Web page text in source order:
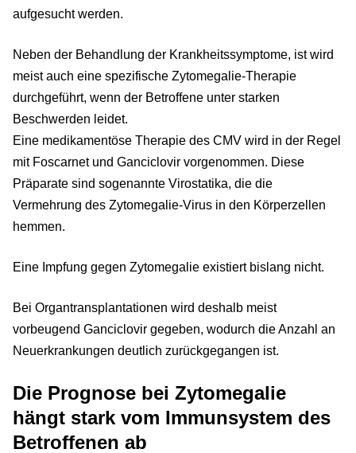
aufgesucht werden.
Neben der Behandlung der Krankheitssymptome, ist wird
meist auch eine spezifische Zytomegalie-Therapie
durchgeführt, wenn der Betroffene unter starken
Beschwerden leidet.
Eine medikamentöse Therapie des CMV wird in der Regel
mit Foscarnet und Ganciclovir vorgenommen. Diese
Präparate sind sogenannte Virostatika, die die
Vermehrung des Zytomegalie-Virus in den Körperzellen
hemmen.
Eine Impfung gegen Zytomegalie existiert bislang nicht.
Bei Organtransplantationen wird deshalb meist
vorbeugend Ganciclovir gegeben, wodurch die Anzahl an
Neuerkrankungen deutlich zurückgegangen ist.
Die Prognose bei Zytomegalie
hängt stark vom Immunsystem des
Betroffenen ab